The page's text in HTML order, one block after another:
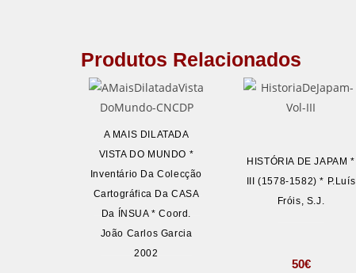
Produtos Relacionados
A MAIS DILATADA
VISTA DO MUNDO *
Inventário Da Colecção
Cartográfica Da CASA
Da ÍNSUA * Coord.
João Carlos Garcia
2002
HISTÓRIA DE JAPAM *
III (1578-1582) * P.Luís
Fróis, S.J.
50€